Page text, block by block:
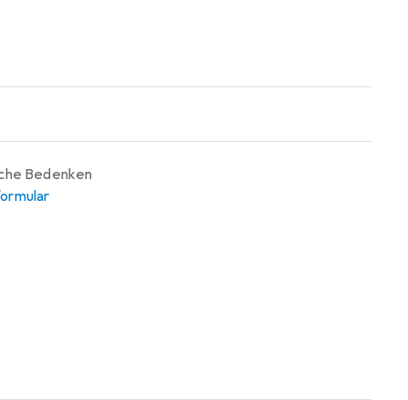
Bedenken